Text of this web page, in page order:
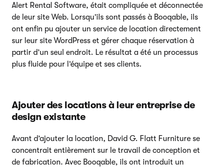
Alert Rental Software, était compliquée et déconnectée
de leur site Web. Lorsqu’ils sont passés à Booqable, ils
ont enfin pu ajouter un service de location directement
sur leur site WordPress et gérer chaque réservation à
partir d’un seul endroit. Le résultat a été un processus
plus fluide pour l’équipe et ses clients.
Ajouter des locations à leur entreprise de
design existante
Avant d’ajouter la location, David G. Flatt Furniture se
concentrait entièrement sur le travail de conception et
de fabrication. Avec Booqable, ils ont introduit un